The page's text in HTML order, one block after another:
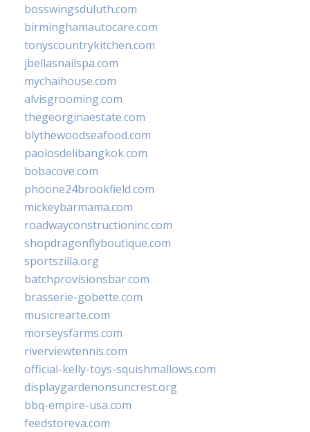
bosswingsduluth.com
birminghamautocare.com
tonyscountrykitchen.com
jbellasnailspa.com
mychaihouse.com
alvisgrooming.com
thegeorginaestate.com
blythewoodseafood.com
paolosdelibangkok.com
bobacove.com
phoone24brookfield.com
mickeybarmama.com
roadwayconstructioninc.com
shopdragonflyboutique.com
sportszilla.org
batchprovisionsbar.com
brasserie-gobette.com
musicrearte.com
morseysfarms.com
riverviewtennis.com
official-kelly-toys-squishmallows.com
displaygardenonsuncrest.org
bbq-empire-usa.com
feedstoreva.com